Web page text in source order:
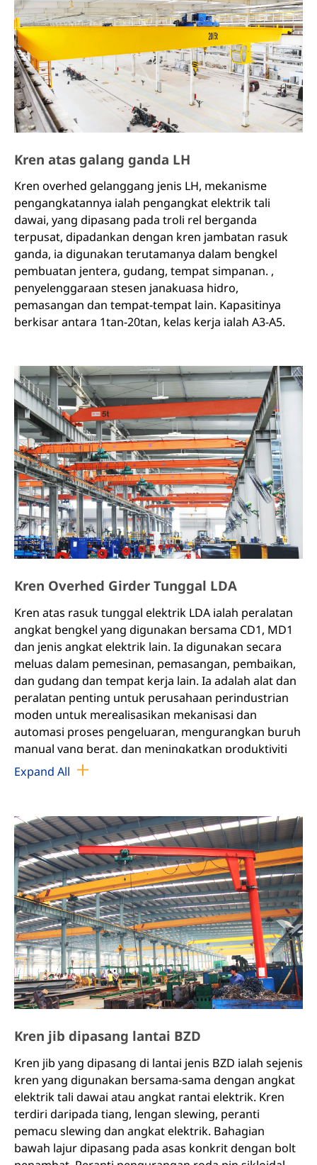
Kren atas galang ganda LH
Kren overhed gelanggang jenis LH, mekanisme
pengangkatannya ialah pengangkat elektrik tali
dawai, yang dipasang pada troli rel berganda
terpusat, dipadankan dengan kren jambatan rasuk
ganda, ia digunakan terutamanya dalam bengkel
pembuatan jentera, gudang, tempat simpanan. ,
penyelenggaraan stesen janakuasa hidro,
pemasangan dan tempat-tempat lain. Kapasitinya
berkisar antara 1tan-20tan, kelas kerja ialah A3-A5.
Kren Overhed Girder Tunggal LDA
Kren atas rasuk tunggal elektrik LDA ialah peralatan
angkat bengkel yang digunakan bersama CD1, MD1
dan jenis angkat elektrik lain. Ia digunakan secara
meluas dalam pemesinan, pemasangan, pembaikan,
dan gudang dan tempat kerja lain. Ia adalah alat dan
peralatan penting untuk perusahaan perindustrian
moden untuk merealisasikan mekanisasi dan
automasi proses pengeluaran, mengurangkan buruh
manual yang berat, dan meningkatkan produktiviti
buruh.
persekitaran kerja -25℃～+40℃, kelembapan relatif
≤85% dan tiada medium mudah terbakar, mudah
meletup dan menghakis.
Expand All
Kren jib dipasang lantai BZD
Kren jib yang dipasang di lantai jenis BZD ialah sejenis
kren yang digunakan bersama-sama dengan angkat
elektrik tali dawai atau angkat rantai elektrik. Kren
terdiri daripada tiang, lengan slewing, peranti
pemacu slewing dan angkat elektrik. Bahagian
bawah lajur dipasang pada asas konkrit dengan bolt